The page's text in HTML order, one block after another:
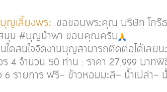
ญเลี้ยงพระ .ขอขอบพระคุณ บริษัท โก
สนุน #บุญนำพา ขอบคุณครับ
ดสนใจจัดงานบุญสามารถติดต่อได้เลยน
4 จำนวน 50 ท่าน : ราคา 27,999 บาท
6 รายการ ฟรี- ข้าวหอมมะลิ- น้ำเปล่า-